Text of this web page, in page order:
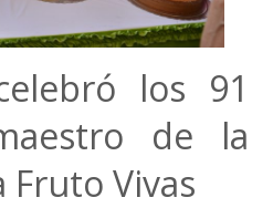
los 91
de la
Vivas